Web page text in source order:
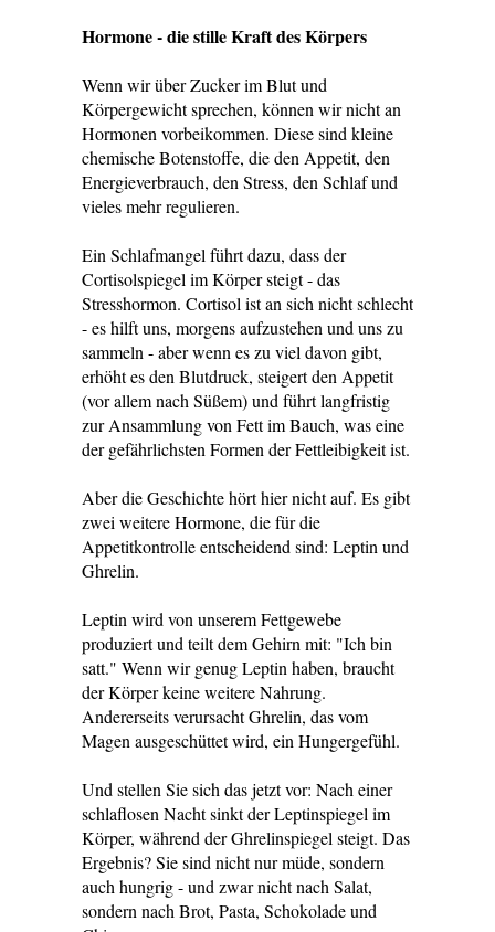
Hormone - die stille Kraft des Körpers
Wenn wir über Zucker im Blut und
Körpergewicht sprechen, können wir nicht an
Hormonen vorbeikommen. Diese sind kleine
chemische Botenstoffe, die den Appetit, den
Energieverbrauch, den Stress, den Schlaf und
vieles mehr regulieren.
Ein Schlafmangel führt dazu, dass der
Cortisolspiegel im Körper steigt - das
Stresshormon. Cortisol ist an sich nicht schlecht
- es hilft uns, morgens aufzustehen und uns zu
sammeln - aber wenn es zu viel davon gibt,
erhöht es den Blutdruck, steigert den Appetit
(vor allem nach Süßem) und führt langfristig
zur Ansammlung von Fett im Bauch, was eine
der gefährlichsten Formen der Fettleibigkeit ist.
Aber die Geschichte hört hier nicht auf. Es gibt
zwei weitere Hormone, die für die
Appetitkontrolle entscheidend sind: Leptin und
Ghrelin.
Leptin wird von unserem Fettgewebe
produziert und teilt dem Gehirn mit: "Ich bin
satt." Wenn wir genug Leptin haben, braucht
der Körper keine weitere Nahrung.
Andererseits verursacht Ghrelin, das vom
Magen ausgeschüttet wird, ein Hungergefühl.
Und stellen Sie sich das jetzt vor: Nach einer
schlaflosen Nacht sinkt der Leptinspiegel im
Körper, während der Ghrelinspiegel steigt. Das
Ergebnis? Sie sind nicht nur müde, sondern
auch hungrig - und zwar nicht nach Salat,
sondern nach Brot, Pasta, Schokolade und